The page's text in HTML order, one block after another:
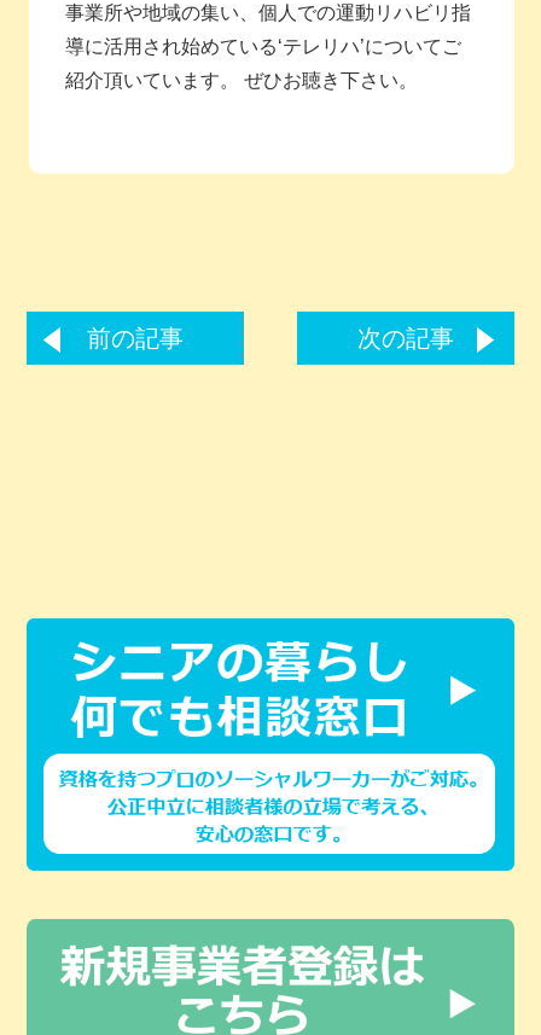
事業所や地域の集い、個人での運動リハビリ指
導に活用され始めている‘テレリハ’についてご
紹介頂いています。 ぜひお聴き下さい。
前の記事 次の記事